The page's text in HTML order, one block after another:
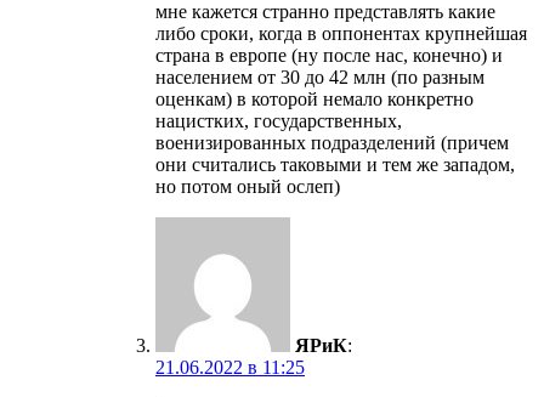
мне кажется странно представлять какие
либо сроки, когда в оппонентах крупнейшая
страна в европе (ну после нас, конечно) и
населением от 30 до 42 млн (по разным
оценкам) в которой немало конкретно
нацистких, государственных,
военизированных подразделений (причем
они считались таковыми и тем же западом,
но потом оный ослеп)
ЯРиК:
21.06.2022 в 11:25